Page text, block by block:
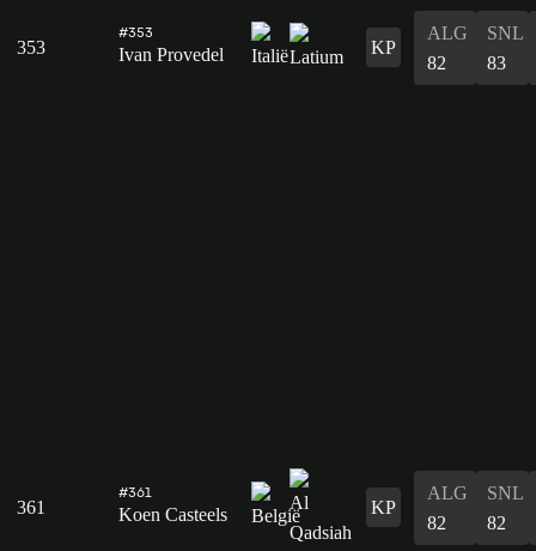
353
#353
Ivan Provedel KP
ALG
82
SNL
83
361
#361
Koen Casteels KP
ALG
82
SNL
82